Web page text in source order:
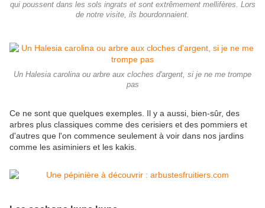
qui poussent dans les sols ingrats et sont extrêmement mellifères. Lors
de notre visite, ils bourdonnaient.
Un Halesia carolina ou arbre aux cloches d'argent, si je ne me trompe
pas
Ce ne sont que quelques exemples. Il y a aussi, bien-sûr, des
arbres plus classiques comme des cerisiers et des pommiers et
d'autres que l'on commence seulement à voir dans nos jardins
comme les asiminiers et les kakis.